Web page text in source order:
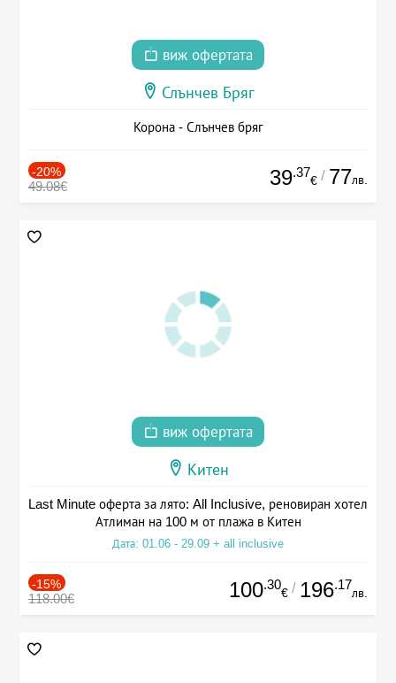
виж офертата
Слънчев Бряг
Корона - Слънчев бряг
-20%
49.08€ 39.37
€ / 77лв.
виж офертата
Китен
Last Minute оферта за лято: All Inclusive, реновиран хотел
Атлиман на 100 м от плажа в Китен
Дата: 01.06 - 29.09 + all inclusive
-15%
118.00€ 100.30
€ / 196.17
лв.